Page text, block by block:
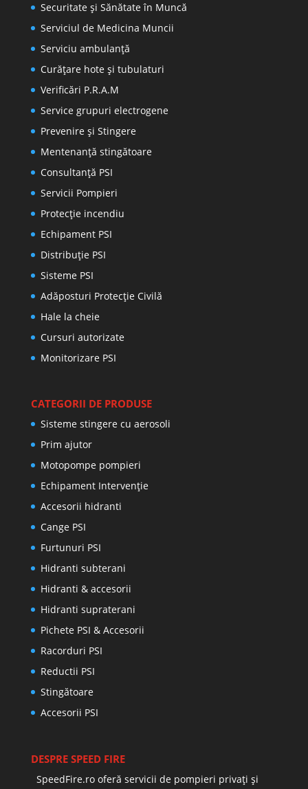
Securitate și Sănătate în Muncă
Serviciul de Medicina Muncii
Serviciu ambulanță
Curățare hote și tubulaturi
Verificări P.R.A.M
Service grupuri electrogene
Prevenire şi Stingere
Mentenanţă stingătoare
Consultanţă PSI
Servicii Pompieri
Protecţie incendiu
Echipament PSI
Distribuţie PSI
Sisteme PSI
Adăposturi Protecție Civilă
Hale la cheie
Cursuri autorizate
Monitorizare PSI
CATEGORII DE PRODUSE
Sisteme stingere cu aerosoli
Prim ajutor
Motopompe pompieri
Echipament Intervenție
Accesorii hidranti
Cange PSI
Furtunuri PSI
Hidranti subterani
Hidranti & accesorii
Hidranti supraterani
Pichete PSI & Accesorii
Racorduri PSI
Reductii PSI
Stingătoare
Accesorii PSI
DESPRE SPEED FIRE
SpeedFire.ro oferă servicii de pompieri privați și